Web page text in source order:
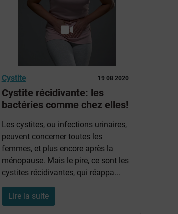
19 08 2020
Cystite
Cystite récidivante: les
bactéries comme chez elles!
Les cystites, ou infections urinaires,
peuvent concerner toutes les
femmes, et plus encore après la
ménopause. Mais le pire, ce sont les
cystites récidivantes, qui réappa...
Lire la suite